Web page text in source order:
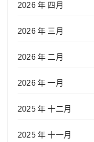
2026 年 四月
2026 年 三月
2026 年 二月
2026 年 一月
2025 年 十二月
2025 年 十一月